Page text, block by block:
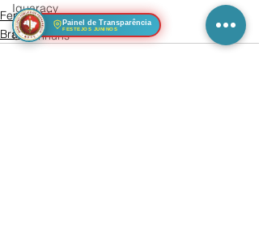
Iguaracy
Garanhuns
Feminicídio
Brasil
Painel de Transparência
FESTEJOS JUNINOS